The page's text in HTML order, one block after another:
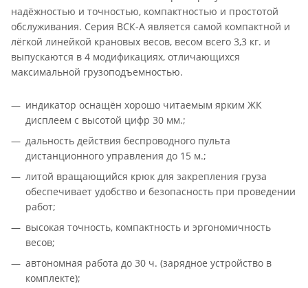
надёжностью и точностью, компактностью и простотой
обслуживания. Серия ВСК-А является самой компактной и
лёгкой линейкой крановых весов, весом всего 3,3 кг. и
выпускаются в 4 модификациях, отличающихся
максимальной грузоподъемностью.
индикатор оснащён хорошо читаемым ярким ЖК
дисплеем с высотой цифр 30 мм.;
дальность действия беспроводного пульта
дистанционного управления до 15 м.;
литой вращающийся крюк для закрепления груза
обеспечивает удобство и безопасность при проведении
работ;
высокая точность, компактность и эргономичность
весов;
автономная работа до 30 ч. (зарядное устройство в
комплекте);